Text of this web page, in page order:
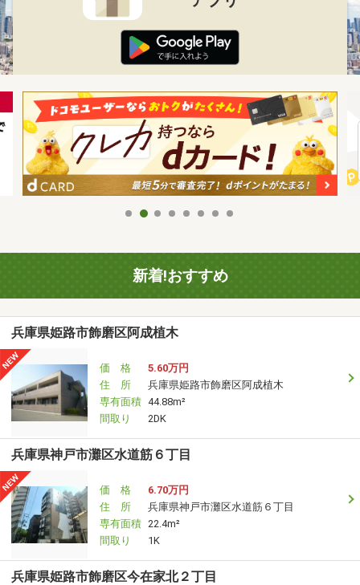
新着!おすすめ
兵庫県姫路市飾磨区阿成植木
価 格
5.60万円
住 所
兵庫県姫路市飾磨区阿成植木
専有面積 44.88m²
間取り
2DK
兵庫県神戸市灘区水道筋６丁目
価 格
6.70万円
住 所
兵庫県神戸市灘区水道筋６丁目
専有面積 22.4m²
間取り
1K
兵庫県姫路市飾磨区今在家北２丁目